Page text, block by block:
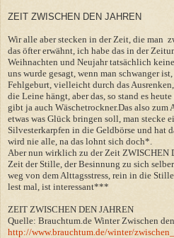
ZEIT ZWISCHEN DEN JAHREN
Wir alle aber stecken in der Zeit, die man
das öfter erwähnt, ich habe das in der
Weihnachten und Neujahr tatsächlich
uns wurde gesagt, wenn man schwanger
Fehlgeburt, vielleicht durch das
die Leine hängt, aber das, so stand es
gibt ja auch Wäschetrockner.Das also zum
etwas was Glück bringen soll, man stecke
Silvesterkarpfen in die Geldbörse und hat
wird nie alle, na das lohnt sich doch*.
Aber nun wirklich zu der Zeit ZWISCHEN
Zeit der Stille, der Besinnung zu sich
weg von dem Alttagsstress, rein in die
lest mal, ist interessant***
ZEIT ZWISCHEN DEN JAHREN
Quelle: Brauchtum.de Winter Zwischen
http://www.brauchtum.de/winter/